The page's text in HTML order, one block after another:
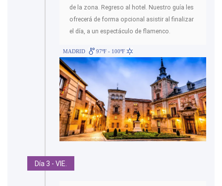
de la zona. Regreso al hotel. Nuestro guía les
ofrecerá de forma opcional asistir al finalizar
el día, a un espectáculo de flamenco.
MADRID 97ºF - 100ºF
Día 3 - VIE.